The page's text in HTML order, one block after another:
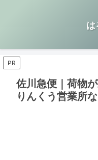
は
PR
佐川急便｜荷物
りんくう営業所